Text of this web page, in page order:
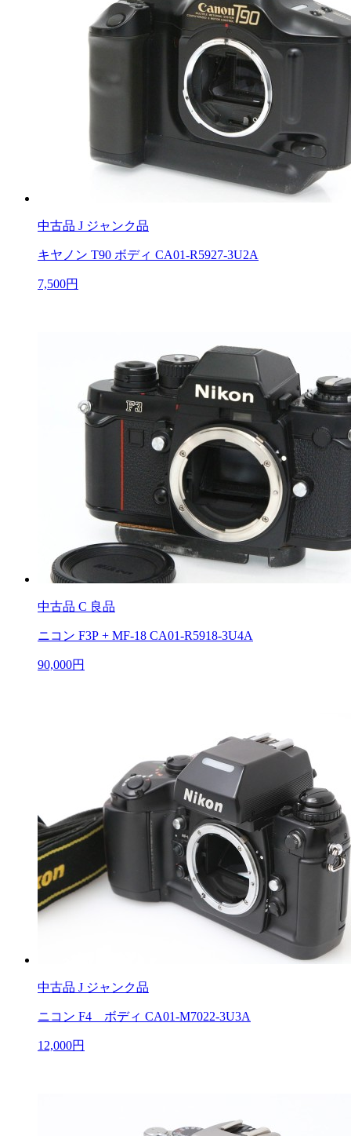
中古品 J ジャンク品
キヤノン T90 ボディ CA01-R5927-3U2A
7,500円
中古品 C 良品
ニコン F3P + MF-18 CA01-R5918-3U4A
90,000円
中古品 J ジャンク品
ニコン F4 ボディ CA01-M7022-3U3A
12,000円